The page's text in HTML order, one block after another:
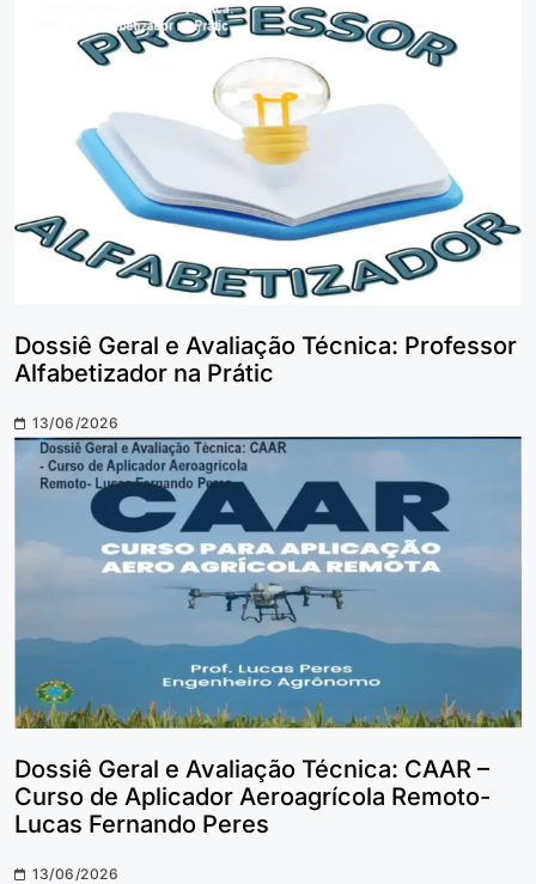
Dossiê Geral e Avaliação Técnica: Professor
Alfabetizador na Prátic
13/06/2026
Dossiê Geral e Avaliação Técnica: CAAR –
Curso de Aplicador Aeroagrícola Remoto-
Lucas Fernando Peres
13/06/2026